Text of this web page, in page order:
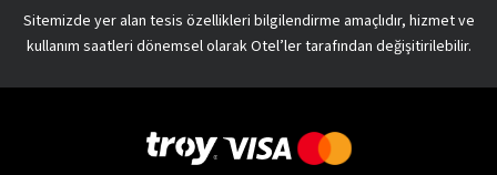
Sitemizde yer alan tesis özellikleri bilgilendirme amaçlıdır, hizmet ve
kullanım saatleri dönemsel olarak Otel’ler tarafından değişitirilebilir.